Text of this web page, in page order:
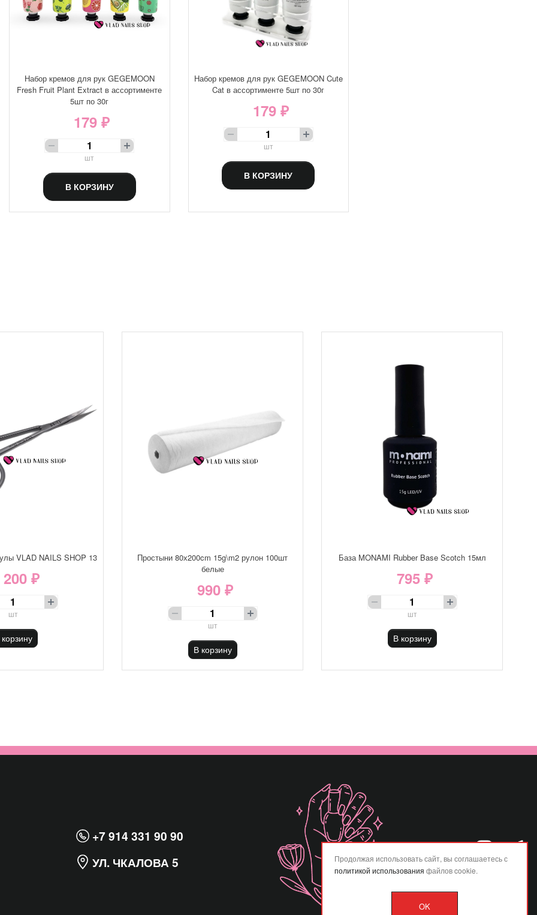
Набор кремов для рук GEGEMOON
Fresh Fruit Plant Extract в ассортименте
5шт по 30г
179 ₽
шт
В КОРЗИНУ
Набор кремов для рук GEGEMOON Cute
Cat в ассортименте 5шт по 30г
179 ₽
шт
В КОРЗИНУ
VLAD NAILS SHOP 13
₽
шт
Простыни 80х200cm 15g\m2 рулон 100шт
белые
990 ₽
шт
В корзину
База MONAMI Rubber Base Scotch 15мл
795 ₽
шт
В корзину
+7 914 331 90 90
УЛ. ЧКАЛОВА 5
Продолжая использовать сайт, вы соглашаетесь с
политикой использования файлов cookie.
OK